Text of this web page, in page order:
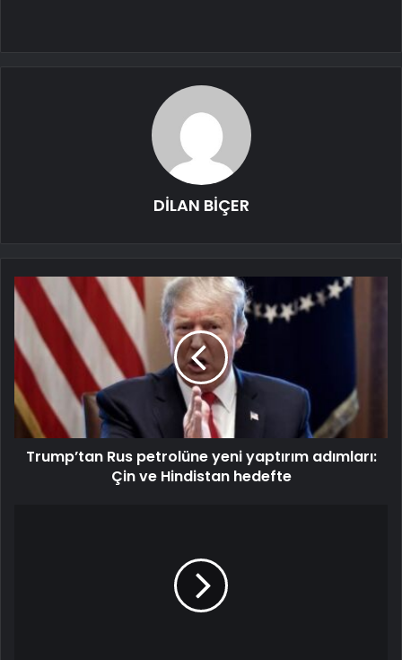
DİLAN BİÇER
Trump’tan Rus petrolüne yeni yaptırım adımları:
Çin ve Hindistan hedefte